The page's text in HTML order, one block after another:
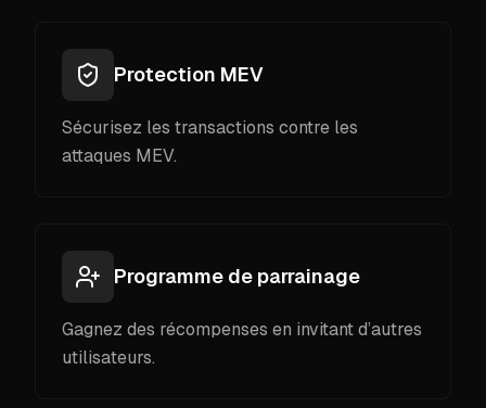
Protection MEV
Sécurisez les transactions contre les
attaques MEV.
Programme de parrainage
Gagnez des récompenses en invitant d’autres
utilisateurs.